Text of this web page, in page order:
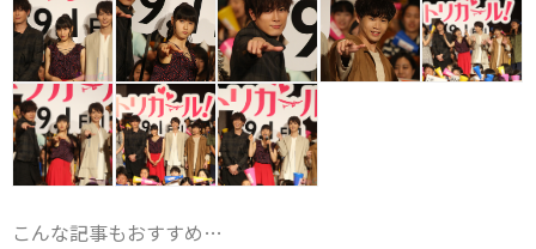
こんな記事もおすすめ…